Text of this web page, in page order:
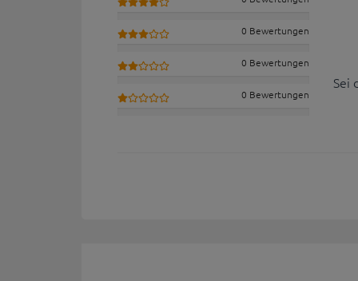
0 Bewertungen
0 Bewertungen
0 Bewertungen
Sei